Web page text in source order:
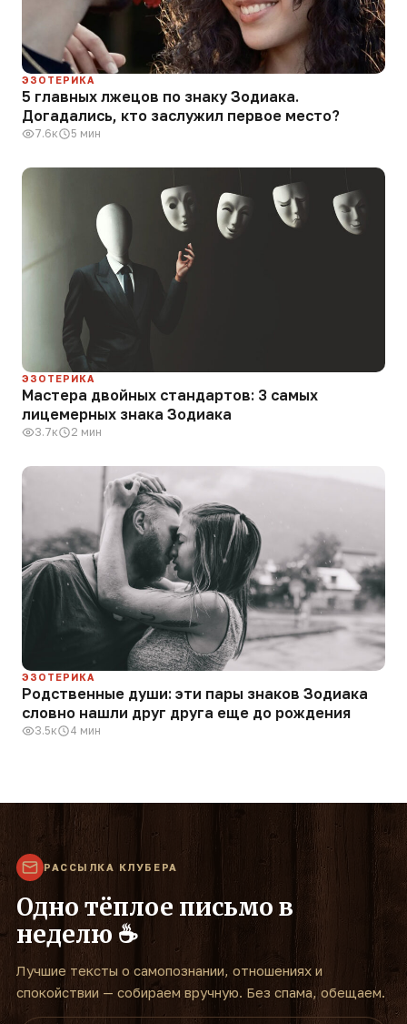
ЭЗОТЕРИКА
5 главных лжецов по знаку Зодиака.
Догадались, кто заслужил первое место?
7.6к 5 мин
ЭЗОТЕРИКА
Мастера двойных стандартов: 3 самых
лицемерных знака Зодиака
3.7к 2 мин
ЭЗОТЕРИКА
Родственные души: эти пары знаков Зодиака
словно нашли друг друга еще до рождения
3.5к 4 мин
РАССЫЛКА КЛУБЕРА
Одно тёплое письмо в
неделю ☕
Лучшие тексты о самопознании, отношениях и
спокойствии — собираем вручную. Без спама, обещаем.